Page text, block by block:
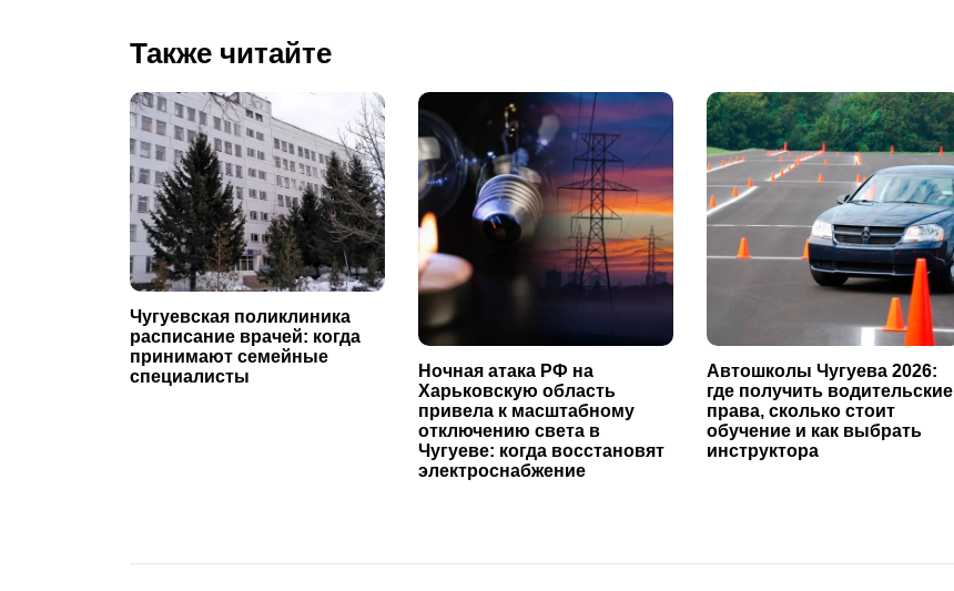
Также читайте
Чугуевская поликлиника
расписание врачей: когда
принимают семейные
специалисты
Ночная атака РФ на
Харьковскую область
привела к масштабному
отключению света в
Чугуеве: когда восстановят
электроснабжение
Автошколы Чугуева 2026:
где получить водительские
права, сколько стоит
обучение и как выбрать
инструктора